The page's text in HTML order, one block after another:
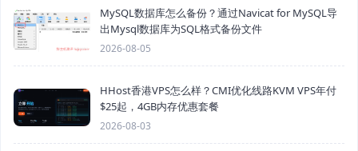
MySQL数据库怎么备份？通过Navicat for MySQL导
出Mysql数据库为SQL格式备份文件
2026-08-05
HHost香港VPS怎么样？CMI优化线路KVM VPS年付
$25起，4GB内存优惠套餐
2026-08-03